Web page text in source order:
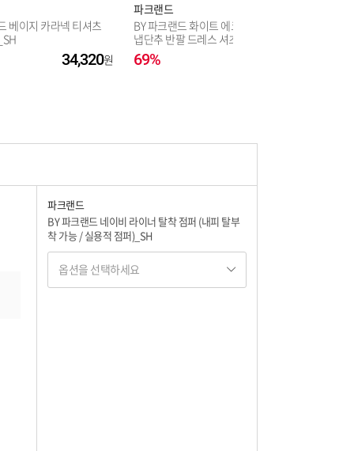
베이지 카라넥 티셔츠
34,320
파크랜드
BY 파크랜드 화이트 에코쿨맥스 스
냅단추 반팔 드레스 셔츠 _SH
69%
파크랜드
BY 파크랜드 네이비 라이너 탈착 점퍼 (내피 탈부
착 가능 / 실용적 점퍼)_SH
옵션을 선택하세요